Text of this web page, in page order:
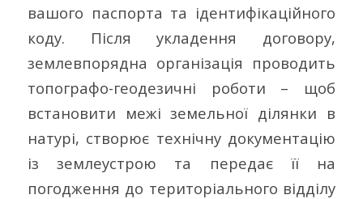
вашого паспорта та ідентифікаційного
коду. Після укладення договору,
землевпорядна організація проводить
топографо-геодезичні роботи – щоб
встановити межі земельної ділянки в
натурі, створює технічну документацію
із землеустрою та передає її на
погодження до територіального відділу